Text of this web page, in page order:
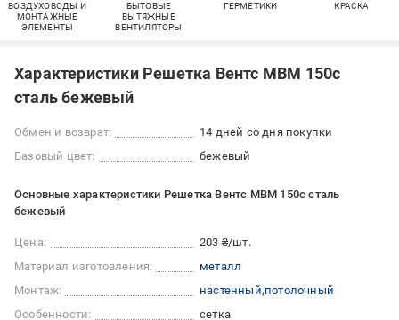
ВОЗДУХОВОДЫ И
МОНТАЖНЫЕ
ЭЛЕМЕНТЫ
БЫТОВЫЕ
ВЫТЯЖНЫЕ
ВЕНТИЛЯТОРЫ
ГЕРМЕТИКИ КРАСКА
Характеристики Решетка Вентс МВМ 150с
сталь бежевый
Обмен и возврат:
14 дней со дня покупки
Базовый цвет:
бежевый
Основные характеристики Решетка Вентс МВМ 150с сталь
бежевый
Цена:
203 ₴/шт.
Материал изготовления:
металл
Монтаж:
настенный потолочный
Особенности:
сетка